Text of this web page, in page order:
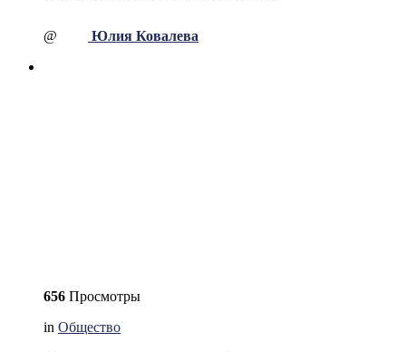
@ Юлия Ковалева
656 Просмотры
in Общество